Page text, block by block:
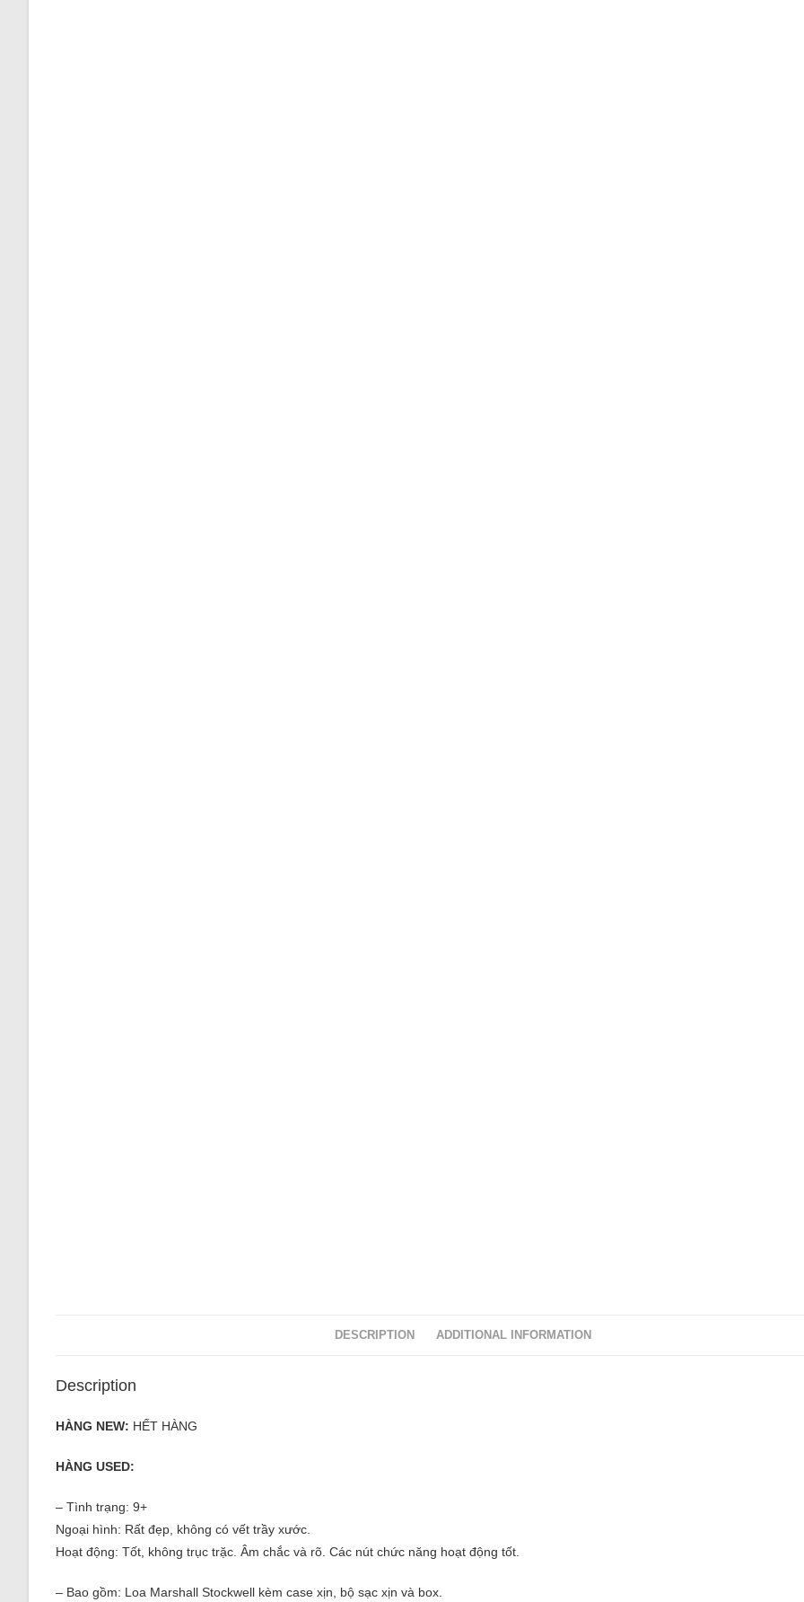
DESCRIPTION ADDITIONAL INFORMATION
Description
HÀNG NEW: HẾT HÀNG
HÀNG USED:
– Tình trạng: 9+
Ngoại hình: Rất đẹp, không có vết trầy xước.
Hoạt động: Tốt, không trục trặc. Âm chắc và rõ. Các nút chức năng hoạt động tốt.
– Bao gồm: Loa Marshall Stockwell kèm case xịn, bộ sạc xịn và box.